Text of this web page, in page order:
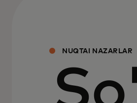
NUQTAI NAZARLAR